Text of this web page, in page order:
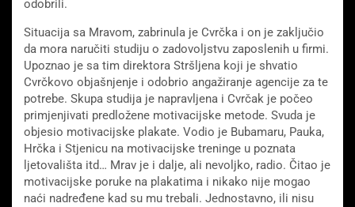
odobrili.
Situacija sa Mravom, zabrinula je Cvrčka i on je zaključio
da mora naručiti studiju o zadovoljstvu zaposlenih u firmi.
Upoznao je sa tim direktora Stršljena koji je shvatio
Cvrčkovo objašnjenje i odobrio angažiranje agencije za te
potrebe. Skupa studija je napravljena i Cvrčak je počeo
primjenjivati predložene motivacijske metode. Svuda je
objesio motivacijske plakate. Vodio je Bubamaru, Pauka,
Hrčka i Stjenicu na motivacijske treninge u poznata
ljetovališta itd… Mrav je i dalje, ali nevoljko, radio. Čitao je
motivacijske poruke na plakatima i nikako nije mogao
naći nadređene kad su mu trebali. Jednostavno, ili nisu